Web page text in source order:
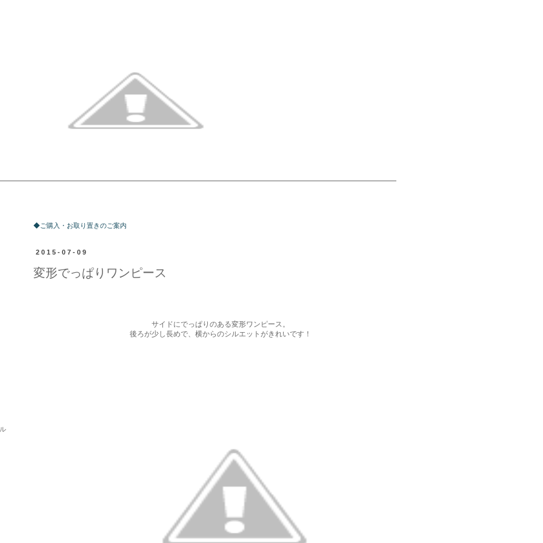
◆ご購入・お取り置きのご案内
2015-07-09
変形でっぱりワンピース
サイドにでっぱりのある変形ワンピース。
後ろが少し長めで、横からのシルエットがきれいです！